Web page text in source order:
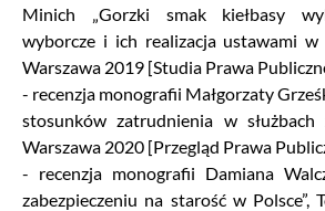
Minich „Gorzki smak kiełbasy
wyborcze i ich realizacja ustawami w
Warszawa 2019 [Studia Prawa
- recenzja monografii Małgorzaty
stosunków zatrudnienia w służbach
Warszawa 2020 [Przegląd Prawa
- recenzja monografii Damiana
zabezpieczeniu na starość w Polsce”,